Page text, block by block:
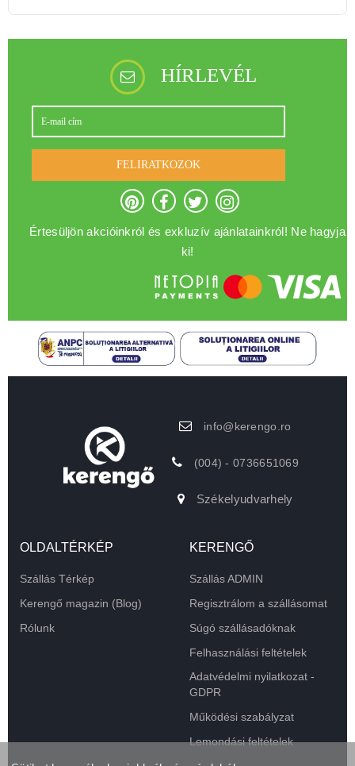
HÍRLEVÉL
FELIRATKOZOK
Értesüljön akcióinkról és exkluzív ajánlatainkról! Ne hagyja
ki!
info@kerengo.ro
(004) - 0736651069
Székelyudvarhely
OLDALTÉRKÉP
Szállás Térkép
Kerengő magazin (Blog)
Rólunk
KERENGŐ
Szállás ADMIN
Regisztrálom a szállásomat
Súgó szállásadóknak
Felhasználási feltételek
Adatvédelmi nyilatkozat -
GDPR
Működési szabályzat
Lemondási feltételek